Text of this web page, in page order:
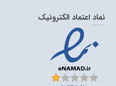
نماد اعتماد الکترونیک